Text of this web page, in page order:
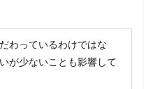
わっているわけではな
が少ないことも影響して